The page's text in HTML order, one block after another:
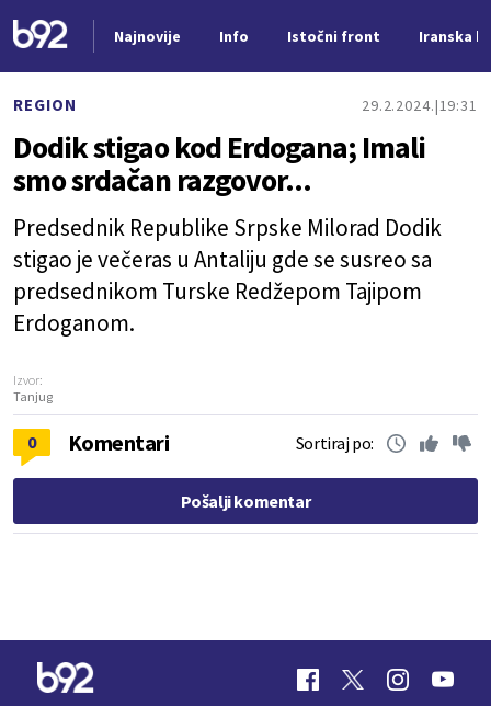
Najnovije Info Istočni front Iranska
REGION 29.2.2024. 19:31
Dodik stigao kod Erdogana; Imali
smo srdačan razgovor...
Predsednik Republike Srpske Milorad Dodik
stigao je večeras u Antaliju gde se susreo sa
predsednikom Turske Redžepom Tajipom
Erdoganom.
Izvor:
Tanjug
0 Komentari Sortiraj po:
Pošalji komentar